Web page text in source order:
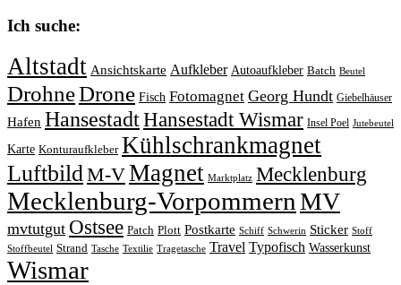
Ich suche:
Altstadt Ansichtskarte Aufkleber Autoaufkleber Batch Beutel
DrohneDrone Fisch Fotomagnet Georg Hundt Giebelhäuser
Hafen HansestadtHansestadt Wismar Insel Poel Jutebeutel
Karte Konturaufkleber Kühlschrankmagnet
LuftbildM-VMagnet Marktplatz Mecklenburg
Mecklenburg-VorpommernMV
mvtutgut Ostsee Patch Plott Postkarte Schiff Schwerin Sticker Stoff
Stoffbeutel Strand Tasche Textilie Tragetasche Travel Typofisch Wasserkunst
Wismar